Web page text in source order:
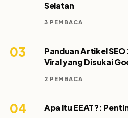
Selatan
3 PEMBACA
03
Panduan Artikel
Viral yang Disukai
2 PEMBACA
04 Apa itu EEAT?: